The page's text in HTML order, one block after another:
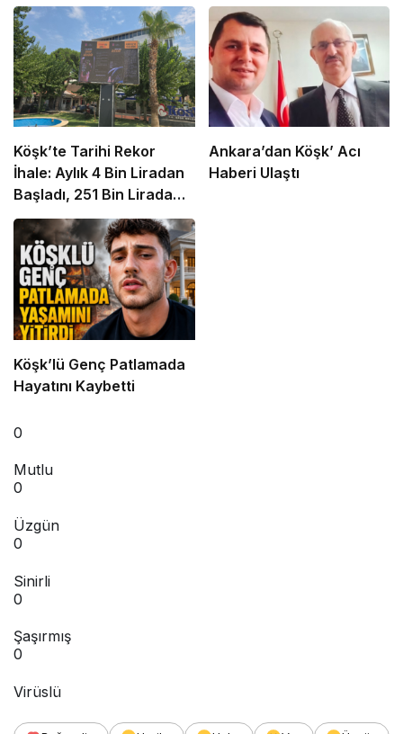
Köşk’te Tarihi Rekor
İhale: Aylık 4 Bin Liradan
Başladı, 251 Bin Lirada
Bitti
Ankara’dan Köşk’ Acı
Haberi Ulaştı
Köşk’lü Genç Patlamada
Hayatını Kaybetti
0
Mutlu
0
Üzgün
0
Sinirli
0
Şaşırmış
0
Virüslü